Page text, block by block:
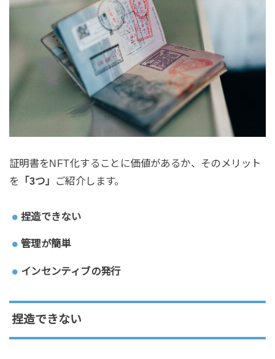
証明書をNFT化することに価値があるか、そのメリット
を 「3つ」 ご紹介します。
捏造できない
管理が簡単
インセンティブの発行
捏造できない